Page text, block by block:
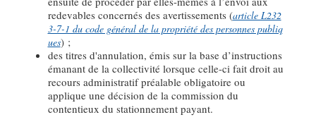
redevables concernés des avertissements (article L232
3-7-1 du code général de la propriété des personnes publiq
ues) ;
des titres d'annulation, émis sur la base d’instructions
émanant de la collectivité lorsque celle-ci fait droit au
recours administratif préalable obligatoire ou
applique une décision de la commission du
contentieux du stationnement payant.